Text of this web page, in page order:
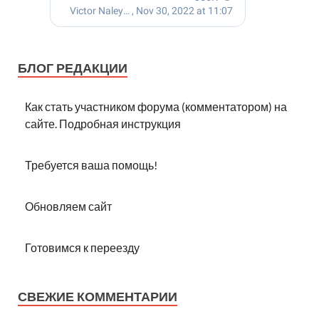
БЛОГ РЕДАКЦИИ
Как стать участником форума (комментатором) на
сайте. Подробная инструкция
Требуется ваша помощь!
Обновляем сайт
Готовимся к переезду
СВЕЖИЕ КОММЕНТАРИИ